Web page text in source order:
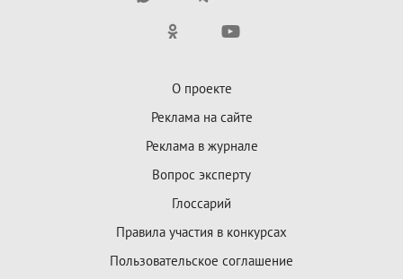
О проекте
Реклама на сайте
Реклама в журнале
Вопрос эксперту
Глоссарий
Правила участия в конкурсах
Пользовательское соглашение